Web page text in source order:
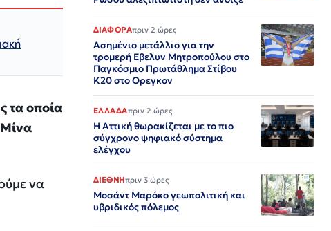
τα οποία
να
ΔΙΑΦΟΡΑπριν 2 ώρες
Ασημένιο μετάλλιο για την
τρομερή Εβελυν Μητροπούλου στο
Παγκόσμιο Πρωτάθλημα Στίβου
Κ20 στο Ορεγκον
ΕΛΛΑΔΑπριν 2 ώρες
Η Αττική θωρακίζεται με το πιο
σύγχρονο ψηφιακό σύστημα
ελέγχου
ΔΙΕΘΝΗπριν 3 ώρες
Μοσάντ Μαρόκο γεωπολιτική και
υβριδικός πόλεμος